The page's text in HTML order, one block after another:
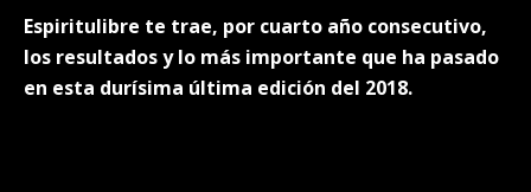
Espiritulibre te trae, por cuarto año consecutivo,
los resultados y lo más importante que ha pasado
en esta durísima última edición del 2018.